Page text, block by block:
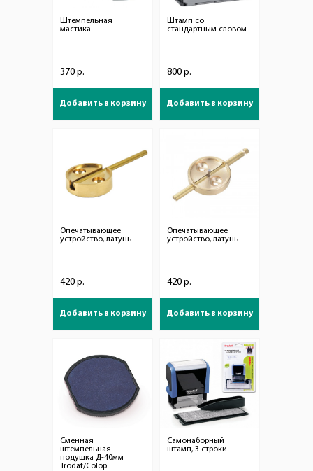
Штемпельная
мастика
370 р.
Добавить в корзину
Штамп со
стандартным словом
800 р.
Добавить в корзину
Опечатывающее
устройство, латунь
420 р.
Добавить в корзину
Опечатывающее
устройство, латунь
420 р.
Добавить в корзину
Сменная
штемпельная
подушка Д-40мм
Trodat/Colop
Самонаборный
штамп, 3 строки